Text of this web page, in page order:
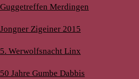
Guggetreffen Merdingen
Jongner Zigeiner 2015
5. Werwolfsnacht Linx
50 Jahre Gumbe Dabbis